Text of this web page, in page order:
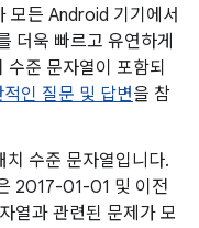
모든 Android 기기에서
더욱 빠르고 유연하게
준 문자열이 포함되
적인 질문 및 답변을 참
치 수준 문자열입니다.
2017-01-01 및 이전
열과 관련된 문제가 모